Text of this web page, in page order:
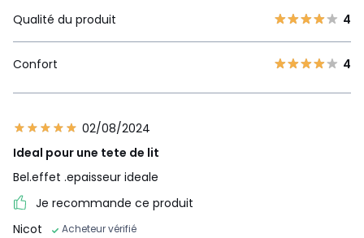
Qualité du produit 4
Confort 4
02/08/2024
Ideal pour une tete de lit
Bel.effet .epaisseur ideale
Je recommande ce produit
Nicot
Acheteur vérifié